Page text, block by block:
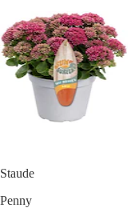
Staude
Penny